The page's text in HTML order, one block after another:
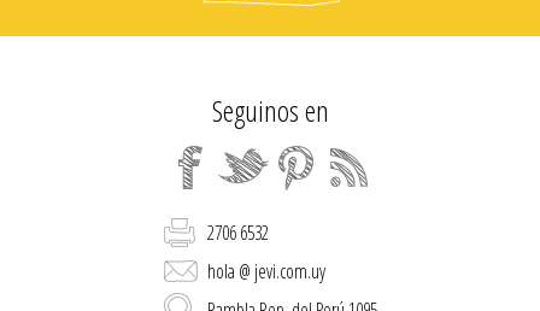
Seguinos en
2706 6532
hola @ jevi.com.uy